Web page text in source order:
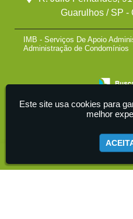
Guarulhos / SP -
IMB - Serviços De Apoio
Administração de Condomínios
Este site usa cookies para
melhor